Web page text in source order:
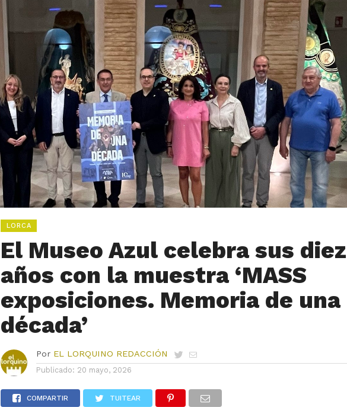
LORCA
El Museo Azul celebra sus diez
años con la muestra ‘MASS
exposiciones. Memoria de una
década’
Por EL LORQUINO REDACCIÓN
Publicado: 20 mayo, 2026
COMPARTIR TUITEAR